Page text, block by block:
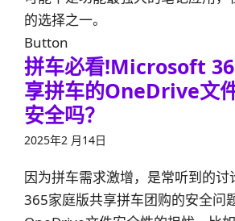
的选择之一。
Button
拼车必看!Microsoft
享拼车的OneDrive文
安全吗？
2025年2 月14日
因为拼车需求激增，是常听到的
365家庭版共享拼车团购的安全问